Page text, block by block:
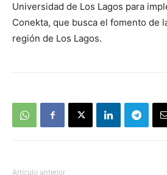
Universidad de Los Lagos para
Conekta, que busca el fomento de
región de Los Lagos.
Artículo anterior